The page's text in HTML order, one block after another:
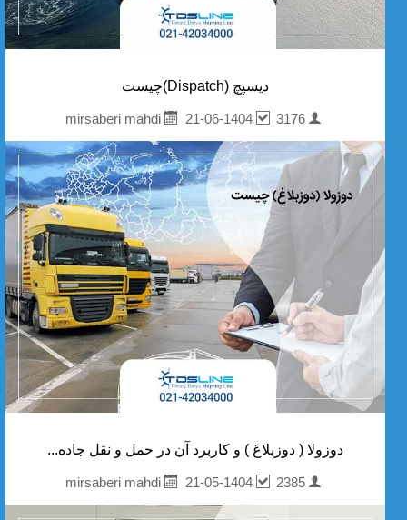
دیسپچ (Dispatch)چیست
mirsaberi mahdi
21-06-1404 3176
دوزولا ( دوزبلاغ ) و کاربرد آن در حمل و نقل جاده...
mirsaberi mahdi
21-05-1404 2385